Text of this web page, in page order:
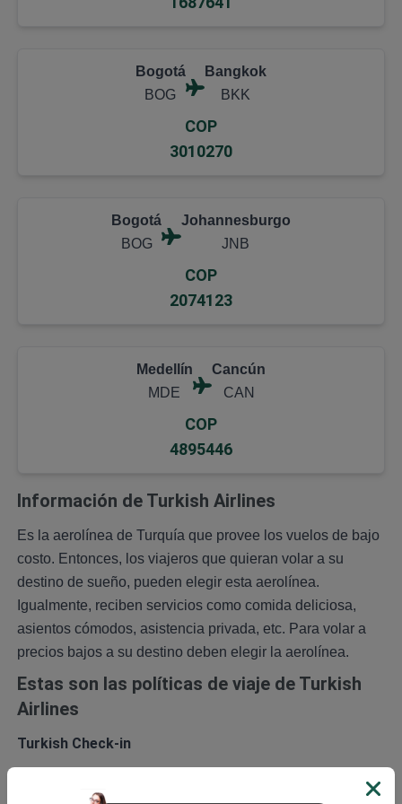
Bogotá
BOG
Bangkok
BKK
COP
3010270
Bogotá
BOG
Johannesburgo
JNB
COP
2074123
Medellín
MDE
Cancún
CAN
COP
4895446
Información de Turkish Airlines
Es la aerolínea de Turquía que provee los vuelos de bajo
costo. Entonces, los viajeros que quieran volar a su
destino de sueño, pueden elegir esta aerolínea.
Igualmente, reciben servicios como comida deliciosa,
asientos cómodos, asistencia privada, etc. Para volar a
precios bajos a su destino deben elegir la aerolínea.
Estas son las políticas de viaje de Turkish
Airlines
Turkish Check-in
web de Turkish Airlines, y está abierta por 24 horas antes